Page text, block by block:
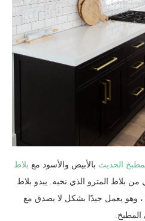
الحديث بالأبيض والأسود مع بلاط
بلاط المترو الذي نحبه. يبدو بلاط
، وهو يعمل جيدًا بشكل لا يصدق مع